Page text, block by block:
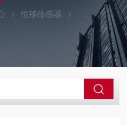
位移传感器 GS-11型